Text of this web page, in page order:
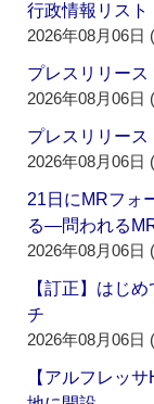
行政情報リス
2026年08月06日
プレスリリー
2026年08月06日
プレスリリー
2026年08月06日
21日にMRフォ
る―問われる
2026年08月06日
【訂正】はじ
チ
2026年08月06日
【アルフレッ